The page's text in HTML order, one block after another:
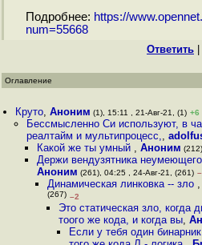
Подробнее: https://
num=55668
Ответить
Оглавление
Круто,Аноним (1), 15:11 , 21-Авг-21, (1) +6
Бессмысленно Си используют, в
реалтайм и мультипроцесс,,
Какой же ты умный , Аноним
Держи вендузятника
Аноним (261), 04:25 , 24-Авг-21, (261)
Динамическая линковка -- зло ,
(267) –2
Это статическая зло, когда
тоого же кода, и когда вы,
Если у тебя один